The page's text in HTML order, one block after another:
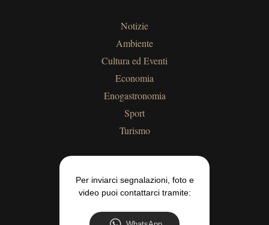
Notizie
Ambiente
Cultura ed Eventi
Economia
Enogastronomia
Sport
Turismo
Per inviarci segnalazioni, foto e
video puoi contattarci tramite: